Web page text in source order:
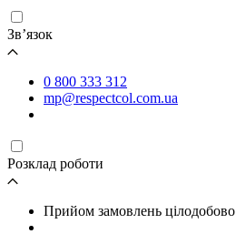
Зв’язок
0 800 333 312
mp@respectcol.com.ua
Розклад роботи
Прийом замовлень цілодобово